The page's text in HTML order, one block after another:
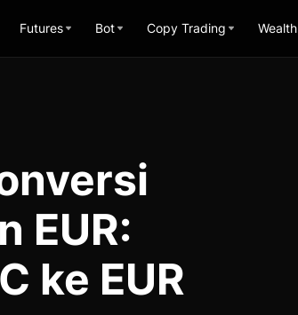
Futures Bot Copy Trading Wealth
EUR:
ke EUR